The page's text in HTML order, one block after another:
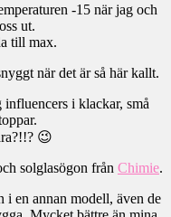
-15 när jag och
ut.
till max.
när det är så här kallt.
i klackar, små
😉
solglasögon från Chimie.
i en annan modell, även de